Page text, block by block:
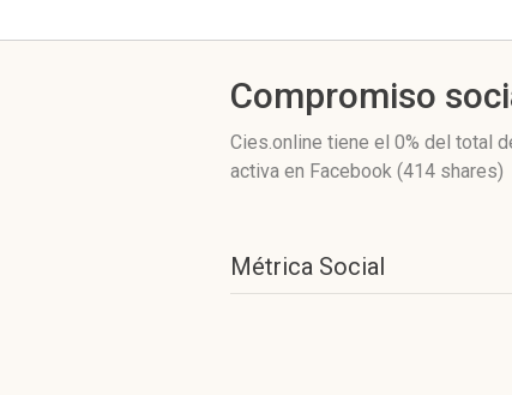
Compromiso
Cies.online tiene el 0% del total
activa en Facebook (414 shares)
Métrica Social